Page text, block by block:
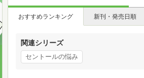
おすすめランキング 新刊・発売日順
関連シリーズ
セントールの悩み